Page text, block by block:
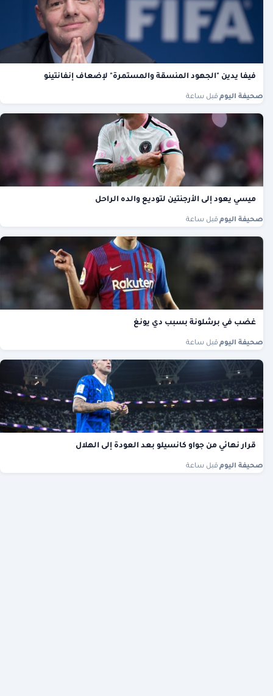
فيفا يدين "الجهود المنسقة والمستمرة" لإضعاف إنفانتينو
صحيفة اليوم قبل ساعة
ميسي يعود إلى الأرجنتين لتوديع والده الراحل
صحيفة اليوم قبل ساعة
غضب في برشلونة بسبب دي يونغ
صحيفة اليوم قبل ساعة
قرار نهائي من جواو كانسيلو بعد العودة إلى الهلال
صحيفة اليوم قبل ساعة